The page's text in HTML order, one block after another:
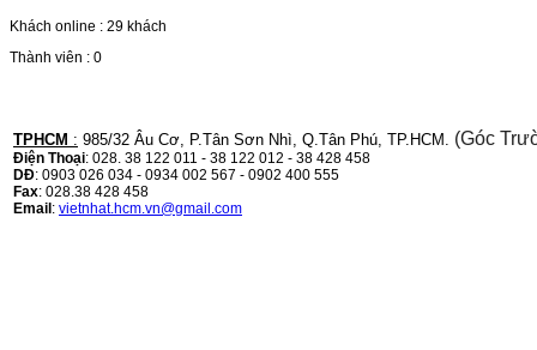
243/MF 461DW
HỘP MỰC CANON CRG-070 CHO DÒNG
MÁY LBP 243/MF 461DW MÃ HỘP MỰC:–
Hộp mực Canon CRG-070– Loại mực: Mực
in laser trắng đenSỬ DỤNG CHO MÁY IN:–
Khách online : 29 khách
Thành viên : 0
TPHCM : 985/32 Âu Cơ, P.Tân Sơn Nhì, Q.Tân Phú, TP.HCM. (Góc
Điện Thoại: 028. 38 122 011 - 38 122 012 - 38 428 458
DĐ: 0903 026 034 - 0934 002 567 - 0902 400 555
Fax: 028.38 428 458
Email: vietnhat.hcm.vn@gmail.com